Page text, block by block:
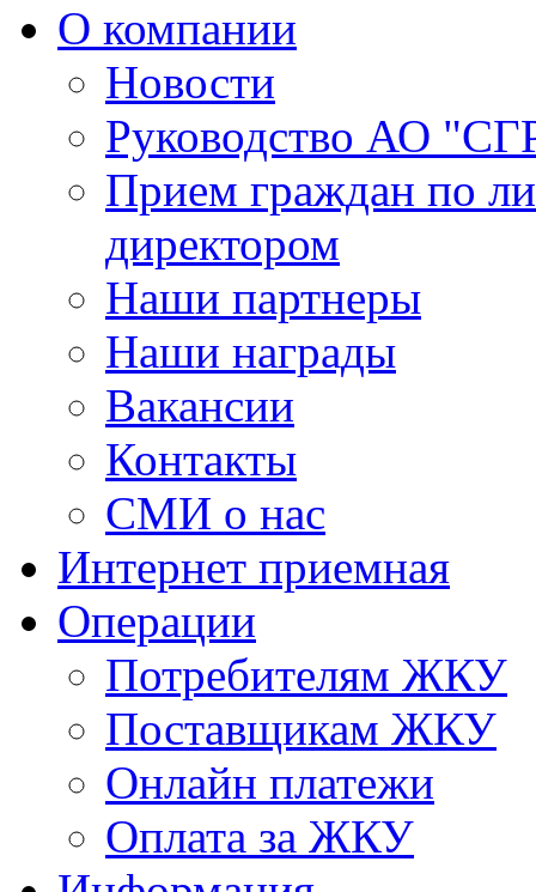
О компании
Новости
Руководство АО
Прием граждан по
директором
Наши партнеры
Наши награды
Вакансии
Контакты
СМИ о нас
Интернет приемная
Операции
Потребителям ЖКУ
Поставщикам ЖКУ
Онлайн платежи
Оплата за ЖКУ